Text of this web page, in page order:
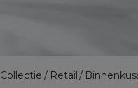
Collectie Retail